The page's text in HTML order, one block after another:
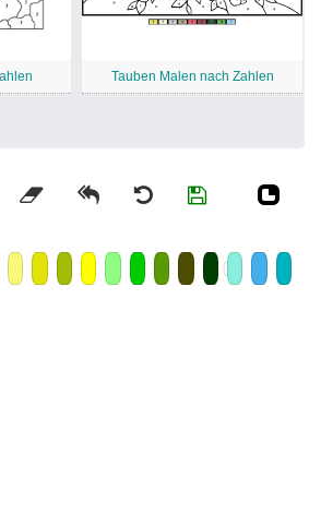
Tauben Malen nach Zahlen